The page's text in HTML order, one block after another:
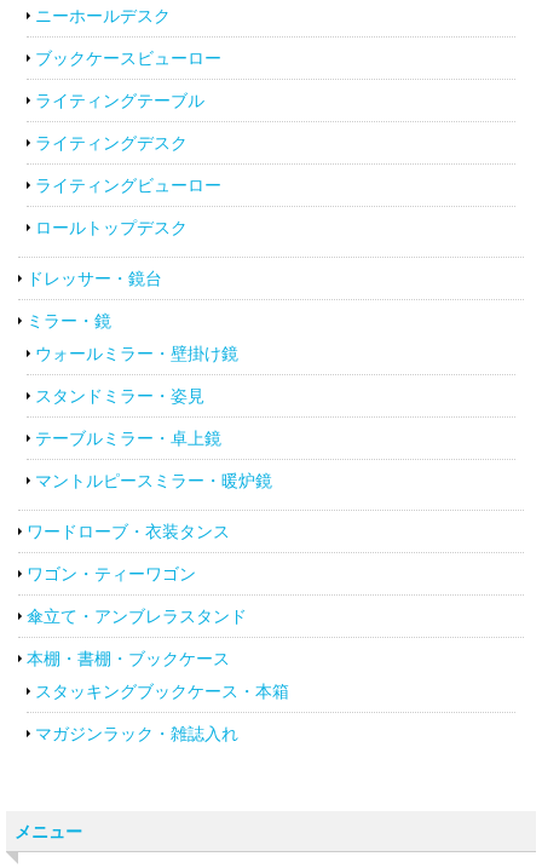
ニーホールデスク
ブックケースビューロー
ライティングテーブル
ライティングデスク
ライティングビューロー
ロールトップデスク
ドレッサー・鏡台
ミラー・鏡
ウォールミラー・壁掛け鏡
スタンドミラー・姿見
テーブルミラー・卓上鏡
マントルピースミラー・暖炉鏡
ワードローブ・衣装タンス
ワゴン・ティーワゴン
傘立て・アンブレラスタンド
本棚・書棚・ブックケース
スタッキングブックケース・本箱
マガジンラック・雑誌入れ
メニュー